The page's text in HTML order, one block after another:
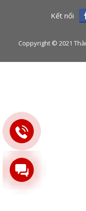
Kết nối
Coppyright © 2021